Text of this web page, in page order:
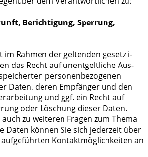
Berichtigung, Sperrung,
im Rah­men der gel­ten­den gesetz­li­
das Recht auf unent­gelt­li­che Aus­
per­so­nen­be­zo­ge­nen
Daten, deren Emp­fän­ger und den
und ggf. ein Recht auf
oder Löschung die­ser Daten.
zu wei­te­ren Fra­gen zum The­ma
Daten kön­nen Sie sich jeder­zeit über
Kon­takt­mög­lich­kei­ten an